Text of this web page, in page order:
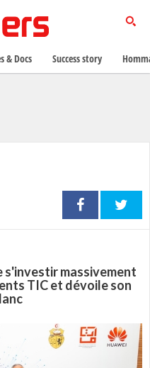
s'investir massivement
TIC et dévoile son
& Docs Success story